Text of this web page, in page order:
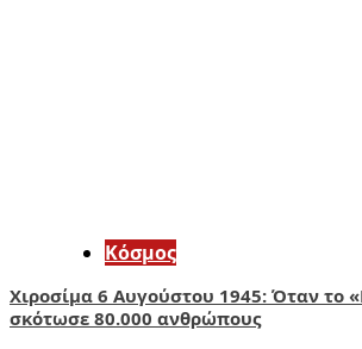
Κόσμος
Χιροσίμα 6 Αυγούστου 1945: Όταν το
σκότωσε 80.000 ανθρώπους